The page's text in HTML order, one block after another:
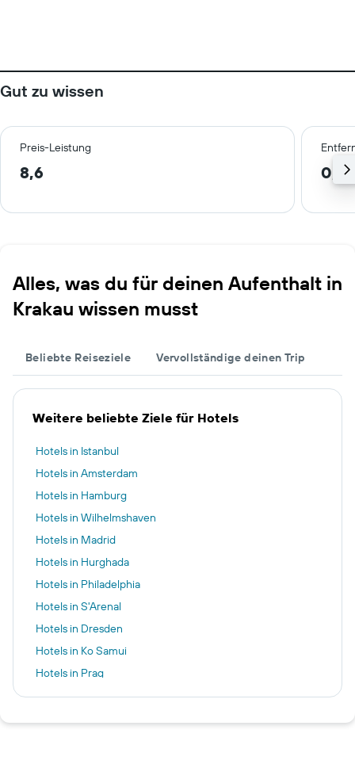
Gut zu wissen
Preis-Leistung
8,6 0,5
Alles, was du für deinen Aufenthalt in
Krakau wissen musst
Beliebte Reiseziele Vervollständige deinen Trip
Weitere beliebte Ziele für Hotels
Hotels in Istanbul
Hotels in Amsterdam
Hotels in Hamburg
Hotels in Wilhelmshaven
Hotels in Madrid
Hotels in Hurghada
Hotels in Philadelphia
Hotels in S'Arenal
Hotels in Dresden
Hotels in Ko Samui
Hotels in Prag
Hotels in Seoul